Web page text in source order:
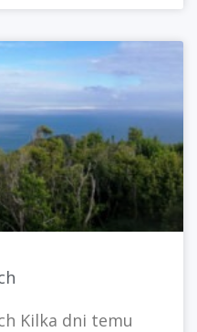
Kilka dni temu